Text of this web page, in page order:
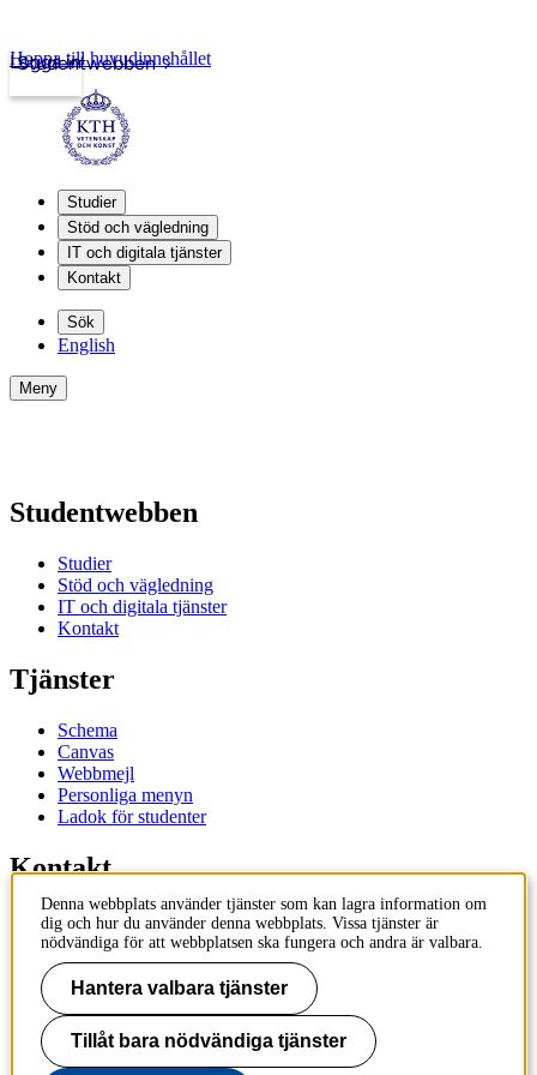
Studentwebben
Logga in
Hoppa till huvudinnehållet
Studier
Stöd och vägledning
IT och digitala tjänster
Kontakt
Sök
English
Meny
Studentwebben
Studier
Stöd och vägledning
IT och digitala tjänster
Kontakt
Tjänster
Schema
Canvas
Webbmejl
Personliga menyn
Ladok för studenter
Kontakt
Kontakta utbildningsprogram
Kontakta kurs
IT-support
KTH Entré
KTH
100 44 Stockholm
Denna webbplats använder tjänster som kan lagra information om
dig och hur du använder denna webbplats. Vissa tjänster är
nödvändiga för att webbplatsen ska fungera och andra är valbara.
Hantera valbara tjänster
Tillåt bara nödvändiga tjänster